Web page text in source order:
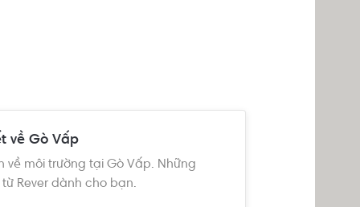
triển các dự án nhà
kiện lịch sử, địa giới hành chính Gò Vấp được giải
về Gò Vấp
về môi trường tại Gò Vấp. Những
Rever dành cho bạn.